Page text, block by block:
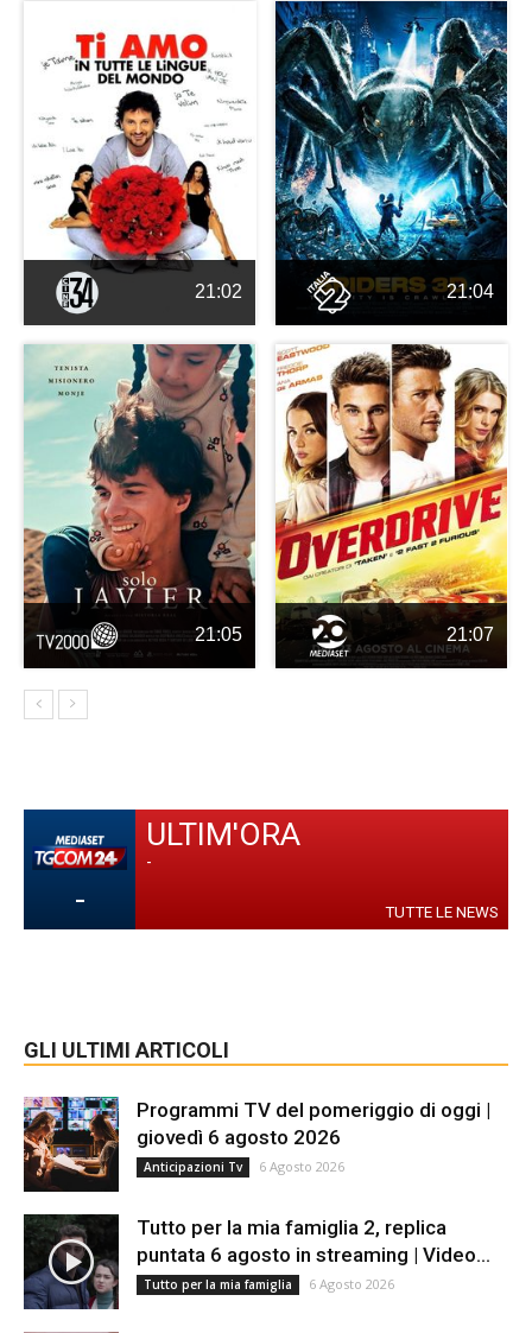
21:02 21:04
21:05 21:07
-
ULTIM'ORA
-
TUTTE LE NEWS
GLI ULTIMI ARTICOLI
Programmi TV del pomeriggio di oggi |
giovedì 6 agosto 2026
Anticipazioni Tv 6 Agosto 2026
Tutto per la mia famiglia 2, replica
puntata 6 agosto in streaming | Video...
Tutto per la mia famiglia 6 Agosto 2026